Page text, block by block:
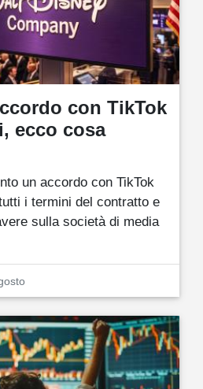
con TikTok
ecco cosa
un accordo con TikTok
i termini del contratto e
sulla società di media